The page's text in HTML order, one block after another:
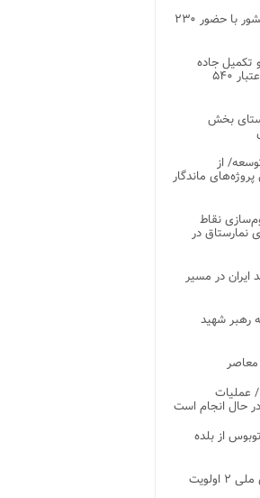
رقابت‌های کشتی آزاد پیشکسوتان کشور با حضور ۲۳۰
ساله پارک و تکمیل جاده
اصلی ۲ کیلومتری وسطی کلا بزرگ با اعتبار ۵۴۰
فرماندار آمل از ۱۴ روستای بخش
از
پروژه‌های ماندگار
نقاط
نمارستاق در
ایران در مسیر
رهبر شهید
معاصر
عملیات
حال انجام است
با ۲ دستگاه اتوبوس از بلده
توسعه باغ هنر و برگزاری رویدادهای ملی ۲ اولویت